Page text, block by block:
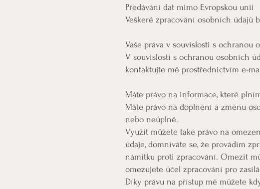
Předávání dat mimo Evropskou unii
Veškeré zpracování osobních údajů
Vaše práva v souvislosti s ochranou
V souvislosti s ochranou osobních
kontaktujte mě prostřednictvím e-
Máte právo na informace, které
Máte právo na doplnění a změnu
nebo neúplné.
Využít můžete také právo na
údaje, domníváte se, že provádím
námitku proti zpracování. Omezit
omezujete účel zpracování pro
Díky právu na přístup mě můžete